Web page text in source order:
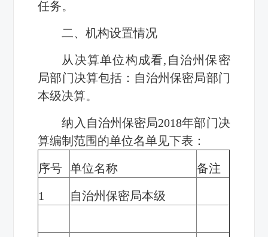
任务。
二、机构设置情况
从决算单位构成看, 自治州保密
局部门决算包括：自治州保密局部门
本级决算。
纳入自治州保密局2018年部门决
算编制范围的单位名单见下表：
序号 单位名称 备注
1 自治州保密局本级